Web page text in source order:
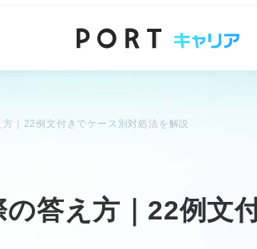
｜22例文付きでケース別対処法を解説
答え方｜22例文